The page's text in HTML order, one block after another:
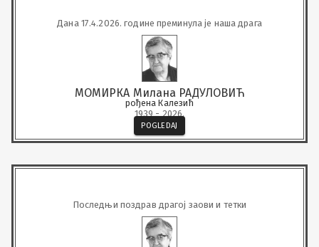
Дана 17.4.2026. године преминула је наша драга
МОМИРКА Милана РАДУЛОВИЋ
рођена Калезић
1939 - 2026.
POGLEDAJ
Последњи поздрав драгој заови и тетки